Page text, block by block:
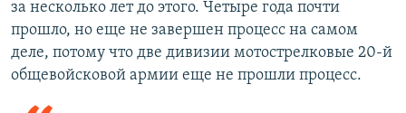
за несколько лет до этого. Четыре года почти
прошло, но еще не завершен процесс на самом
деле, потому что две дивизии мотострелковые 20-й
общевойсковой армии еще не прошли процесс.